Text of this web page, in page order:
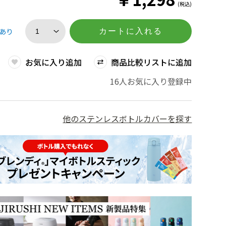
(税込)
り カートに入れる
お気に入り追加
商品比較リストに追加
16人お気に入り登録中
他のステンレスボトルカバーを探す